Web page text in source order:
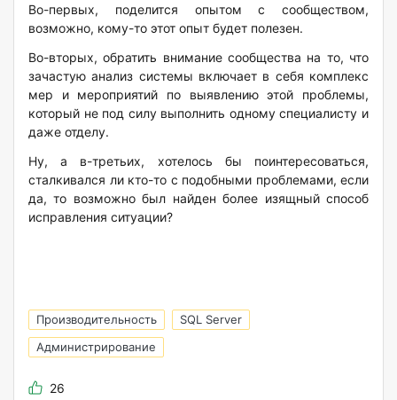
Во-первых, поделится опытом с сообществом,
возможно, кому-то этот опыт будет полезен.
Во-вторых, обратить внимание сообщества на то, что
зачастую анализ системы включает в себя комплекс
мер и мероприятий по выявлению этой проблемы,
который не под силу выполнить одному специалисту и
даже отделу.
Ну, а в-третьих, хотелось бы поинтересоваться,
сталкивался ли кто-то с подобными проблемами, если
да, то возможно был найден более изящный способ
исправления ситуации?
Производительность
SQL Server
Администрирование
26